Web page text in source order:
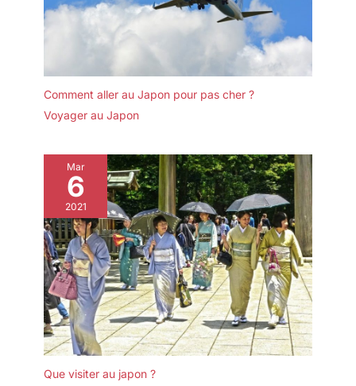
Comment aller au Japon pour pas cher ?
Voyager au Japon
Mar
6
2021
Que visiter au japon ?